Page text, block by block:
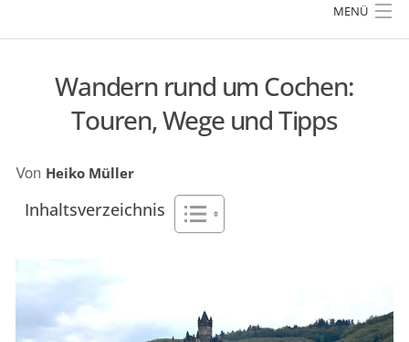
MENÜ
LÄNDER & REGIONEN
AKTIVREISEN & OUTDOOR
ÜBER PEOPLE ABROAD
Wandern rund um Cochen:
Touren, Wege und Tipps
Von Heiko Müller
Inhaltsverzeichnis